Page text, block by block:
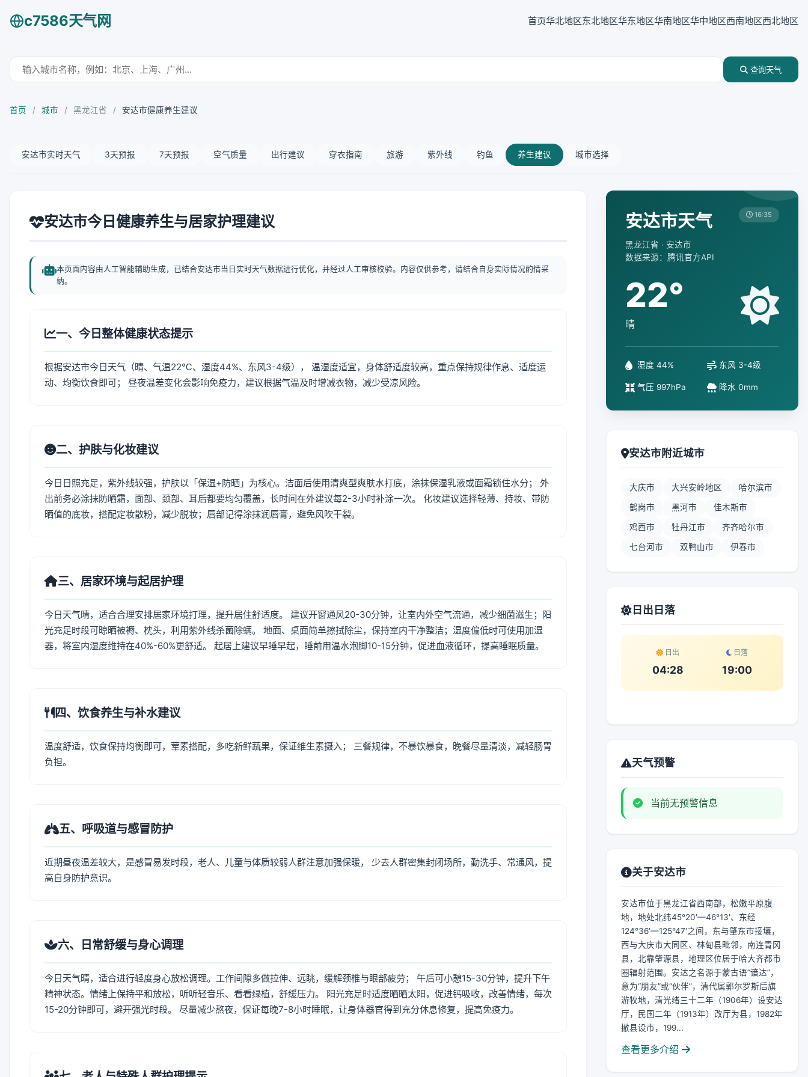
c7586天气网 首页华北地区东北地区华东地区华南地区华中地区西南地区西北地区
查询天气
首页 / 城市 / 黑龙江省 / 安达市健康养生建议
安达市实时天气 3天预报 7天预报 空气质量 出行建议 穿衣指南 旅游 紫外线 钓鱼 养生建议 城市选择
安达市今日健康养生与居家护理建议
本页面内容由人工智能辅助生成，已结合安达市当日实时天气数据进行优化，并经过人工审核校验。内容仅供参考，请结合自身实际情况酌情采
纳。
一、今日整体健康状态提示
根据安达市今日天气（晴、气温22℃、湿度44%、东风3-4级）， 温湿度适宜，身体舒适度较高，重点保持规律作息、适度运
动、均衡饮食即可； 昼夜温差变化会影响免疫力，建议根据气温及时增减衣物，减少受凉风险。
二、护肤与化妆建议
今日日照充足，紫外线较强，护肤以「保湿+防晒」为核心。洁面后使用清爽型爽肤水打底，涂抹保湿乳液或面霜锁住水分； 外
出前务必涂抹防晒霜，面部、颈部、耳后都要均匀覆盖，长时间在外建议每2-3小时补涂一次。 化妆建议选择轻薄、持妆、带防
晒值的底妆，搭配定妆散粉，减少脱妆；唇部记得涂抹润唇膏，避免风吹干裂。
三、居家环境与起居护理
今日天气晴，适合合理安排居家环境打理，提升居住舒适度。 建议开窗通风20-30分钟，让室内外空气流通，减少细菌滋生；阳
光充足时段可晾晒被褥、枕头，利用紫外线杀菌除螨。 地面、桌面简单擦拭除尘，保持室内干净整洁；湿度偏低时可使用加湿
器，将室内湿度维持在40%-60%更舒适。 起居上建议早睡早起，睡前用温水泡脚10-15分钟，促进血液循环，提高睡眠质量。
四、饮食养生与补水建议
温度舒适，饮食保持均衡即可，荤素搭配，多吃新鲜蔬果，保证维生素摄入； 三餐规律，不暴饮暴食，晚餐尽量清淡，减轻肠胃
负担。
五、呼吸道与感冒防护
近期昼夜温差较大，是感冒易发时段，老人、儿童与体质较弱人群注意加强保暖， 少去人群密集封闭场所，勤洗手、常通风，提
高自身防护意识。
六、日常舒缓与身心调理
今日天气晴，适合进行轻度身心放松调理。工作间隙多做拉伸、远眺，缓解颈椎与眼部疲劳； 午后可小憩15-30分钟，提升下午
精神状态。情绪上保持平和放松，听听轻音乐、看看绿植，舒缓压力。 阳光充足时适度晒晒太阳，促进钙吸收，改善情绪，每次
15-20分钟即可，避开强光时段。 尽量减少熬夜，保证每晚7-8小时睡眠，让身体器官得到充分休息修复，提高免疫力。
安达市天气
黑龙江省 · 安达市
数据来源：腾讯官方API
16:35
22°
晴
湿度 44% 东风 3-4级
气压 997hPa 降水 0mm
安达市附近城市
大庆市 大兴安岭地区 哈尔滨市
鹤岗市 黑河市 佳木斯市
鸡西市 牡丹江市 齐齐哈尔市
七台河市 双鸭山市 伊春市
日出日落
日出
04:28
日落
19:00
天气预警
当前无预警信息
关于安达市
安达市位于黑龙江省西南部，松嫩平原腹
地，地处北纬45°20′—46°13′、东经
124°36′—125°47′之间，东与肇东市接壤，
西与大庆市大同区、林甸县毗邻，南连青冈
县，北靠肇源县，地理区位居于哈大齐都市
圈辐射范围。安达之名源于蒙古语“谙达”，
意为“朋友”或“伙伴”，清代属郭尔罗斯后旗
游牧地，清光绪三十二年（1906年）设安达
厅，民国二年（1913年）改厅为县，1982年
撤县设市，199...
查看更多介绍